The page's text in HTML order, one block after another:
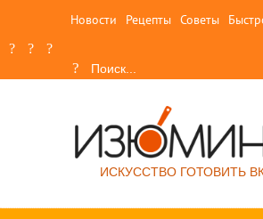
Новости Рецепты Советы
ИСКУССТВО ГОТОВИТЬ